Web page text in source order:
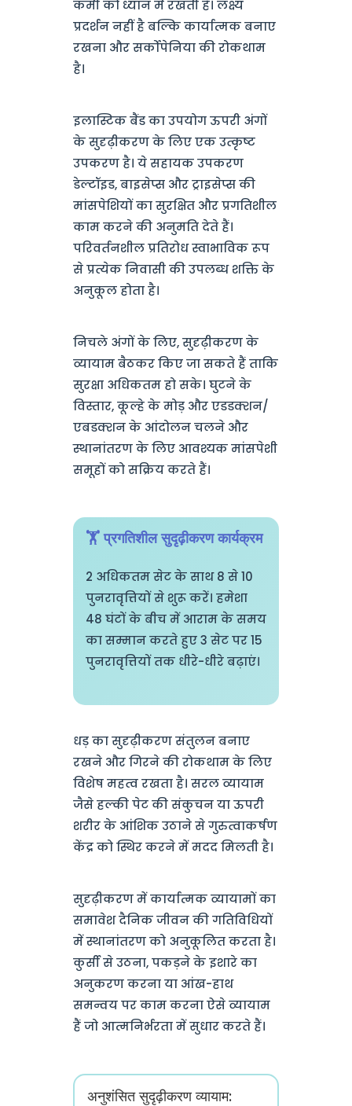
कमी को ध्यान में रखती है। लक्ष्य
प्रदर्शन नहीं है बल्कि कार्यात्मक बनाए
रखना और सर्कोपेनिया की रोकथाम
है।
इलास्टिक बैंड का उपयोग ऊपरी अंगों
के सुदृढ़ीकरण के लिए एक उत्कृष्ट
उपकरण है। ये सहायक उपकरण
डेल्टॉइड, बाइसेप्स और ट्राइसेप्स की
मांसपेशियों का सुरक्षित और प्रगतिशील
काम करने की अनुमति देते हैं।
परिवर्तनशील प्रतिरोध स्वाभाविक रूप
से प्रत्येक निवासी की उपलब्ध शक्ति के
अनुकूल होता है।
निचले अंगों के लिए, सुदृढ़ीकरण के
व्यायाम बैठकर किए जा सकते हैं ताकि
सुरक्षा अधिकतम हो सके। घुटने के
विस्तार, कूल्हे के मोड़ और एडडक्शन/
एबडक्शन के आंदोलन चलने और
स्थानांतरण के लिए आवश्यक मांसपेशी
समूहों को सक्रिय करते हैं।
🏋️ प्रगतिशील सुदृढ़ीकरण कार्यक्रम
2 अधिकतम सेट के साथ 8 से 10
पुनरावृत्तियों से शुरू करें। हमेशा
48 घंटों के बीच में आराम के समय
का सम्मान करते हुए 3 सेट पर 15
पुनरावृत्तियों तक धीरे-धीरे बढ़ाएं।
धड़ का सुदृढ़ीकरण संतुलन बनाए
रखने और गिरने की रोकथाम के लिए
विशेष महत्व रखता है। सरल व्यायाम
जैसे हल्की पेट की संकुचन या ऊपरी
शरीर के आंशिक उठाने से गुरुत्वाकर्षण
केंद्र को स्थिर करने में मदद मिलती है।
सुदृढ़ीकरण में कार्यात्मक व्यायामों का
समावेश दैनिक जीवन की गतिविधियों
में स्थानांतरण को अनुकूलित करता है।
कुर्सी से उठना, पकड़ने के इशारे का
अनुकरण करना या आंख-हाथ
समन्वय पर काम करना ऐसे व्यायाम
हैं जो आत्मनिर्भरता में सुधार करते हैं।
अनुशंसित सुदृढ़ीकरण व्यायाम: